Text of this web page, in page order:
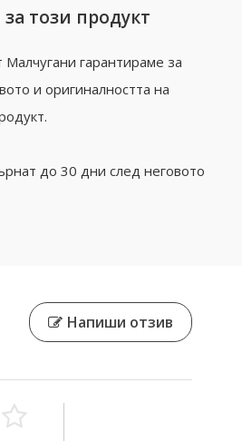
този продукт
гарантираме за
и оригиналността на
до 30 дни след неговото
Напиши отзив